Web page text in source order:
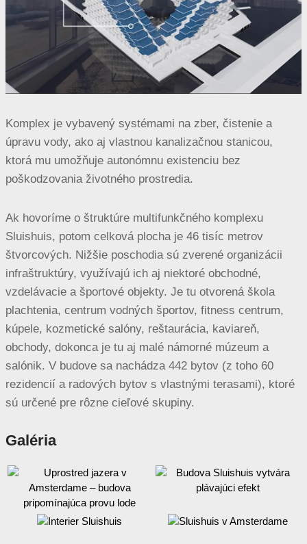
Komplex je vybavený systémami na zber, čistenie a
úpravu vody, ako aj vlastnou kanalizačnou stanicou,
ktorá mu umožňuje autonómnu existenciu bez
poškodzovania životného prostredia.
Ak hovoríme o štruktúre multifunkčného komplexu
Sluishuis, potom celková plocha je 46 tisíc metrov
štvorcových. Nižšie poschodia sú zverené organizácii
infraštruktúry, využívajú ich aj niektoré obchodné,
vzdelávacie a športové objekty. Je tu otvorená škola
plachtenia, centrum vodných športov, fitness centrum,
kúpele, kozmetické salóny, reštaurácia, kaviareň,
obchody, dokonca je tu aj malé námorné múzeum a
salónik. V budove sa nachádza 442 bytov (z toho 60
rezidencií a radových bytov s vlastnými terasami), ktoré
sú určené pre rôzne cieľové skupiny.
Galéria